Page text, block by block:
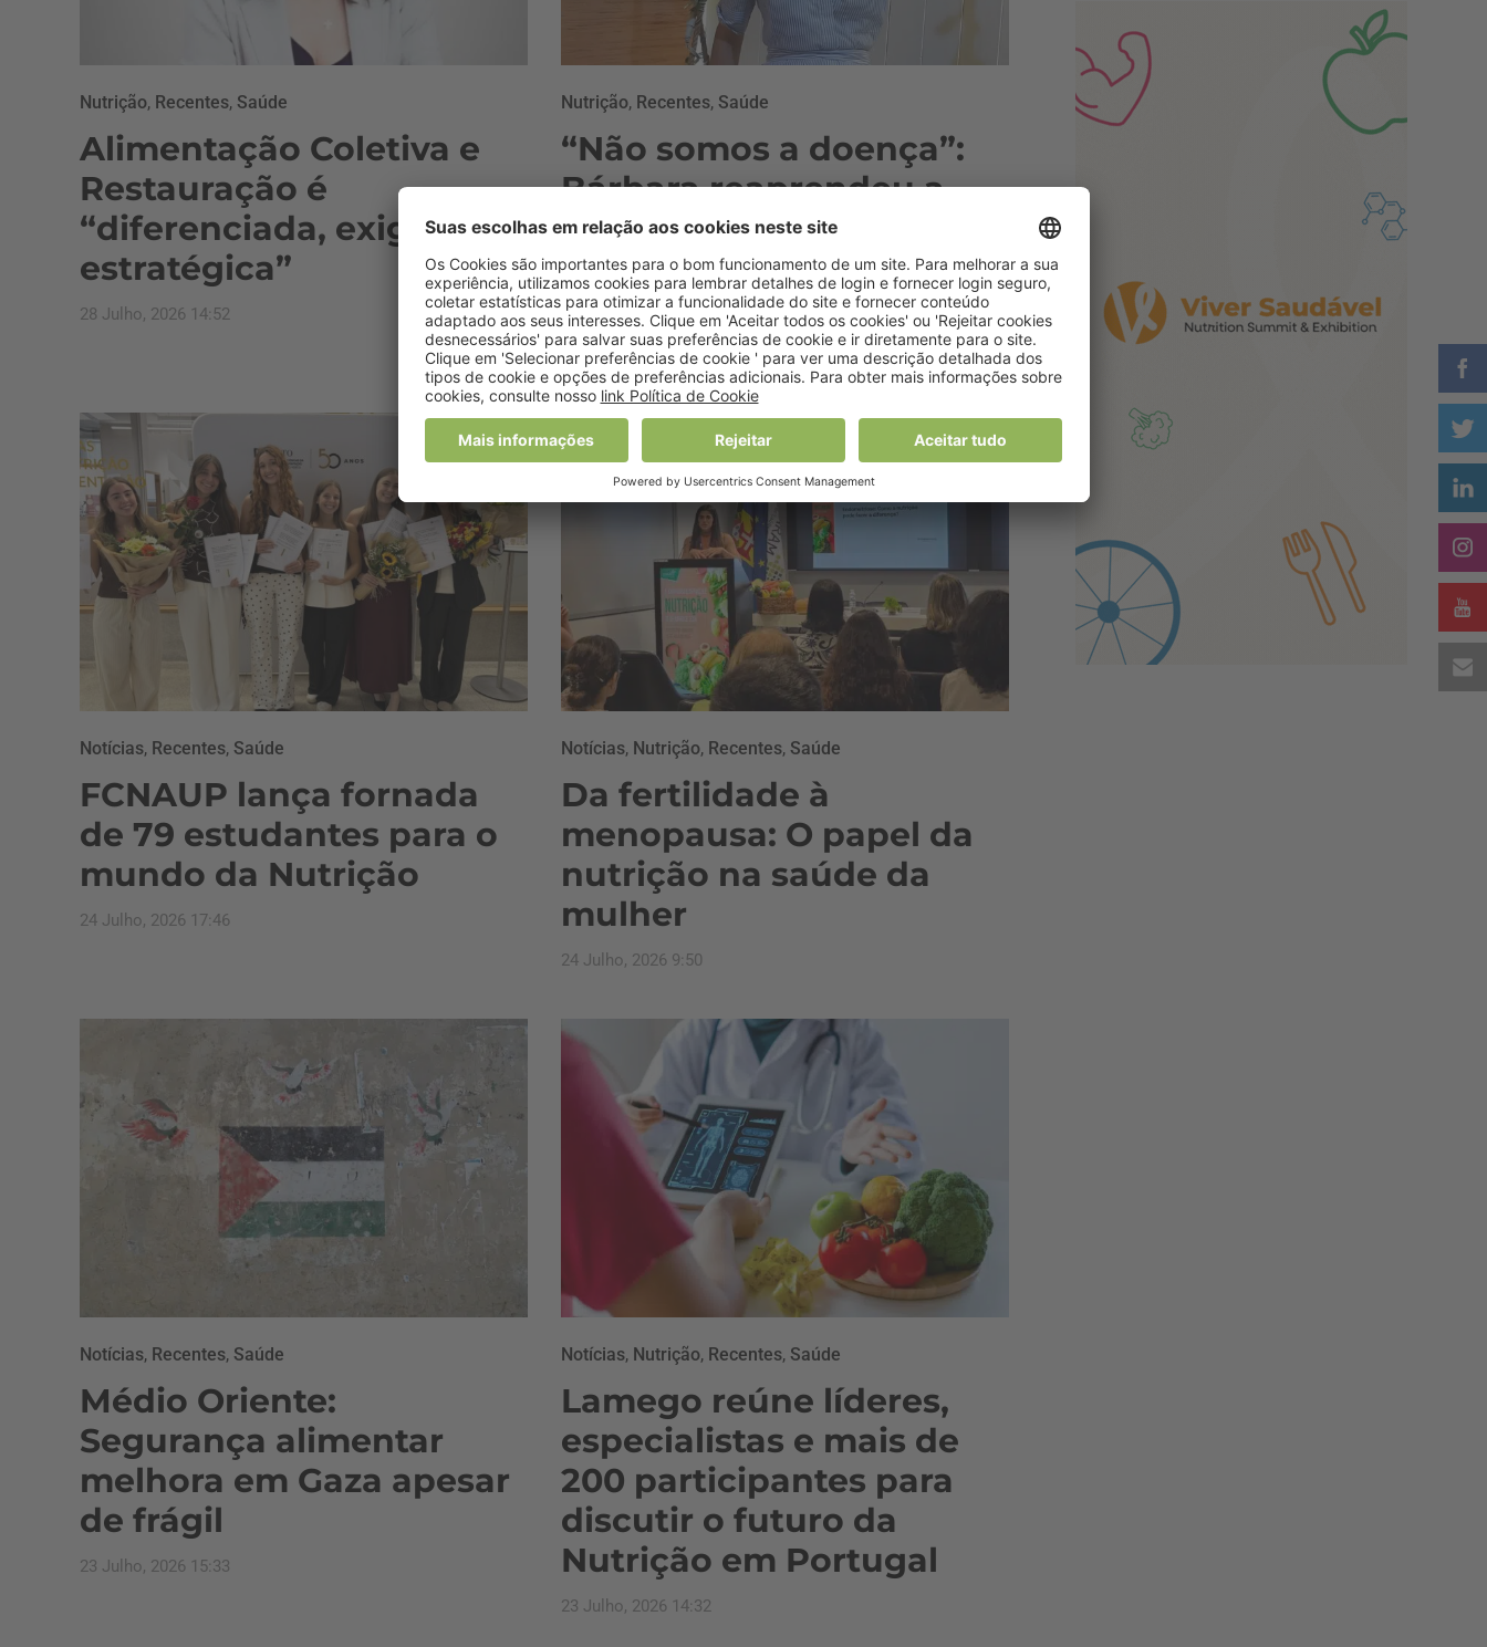
Nutrição, Recentes, Saúde
Alimentação Coletiva e
Restauração é
“diferenciada, exigente e
estratégica”
28 Julho, 2026 14:52
Nutrição, Recentes, Saúde
“Não somos a doença”:
Bárbara reaprendeu a
encontrar prazer na
alimentação face à
anorexia
27 Julho, 2026 9:00
Notícias, Recentes, Saúde
FCNAUP lança fornada
de 79 estudantes para o
mundo da Nutrição
24 Julho, 2026 17:46
Notícias, Nutrição, Recentes, Saúde
Da fertilidade à
menopausa: O papel da
nutrição na saúde da
mulher
24 Julho, 2026 9:50
Notícias, Recentes, Saúde
Médio Oriente:
Segurança alimentar
melhora em Gaza apesar
de frágil
23 Julho, 2026 15:33
Notícias, Nutrição, Recentes, Saúde
Lamego reúne líderes,
especialistas e mais de
200 participantes para
discutir o futuro da
Nutrição em Portugal
23 Julho, 2026 14:32